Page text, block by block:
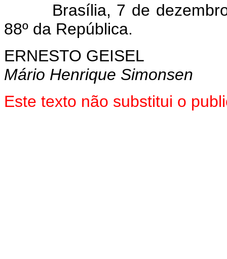
Brasília, 7 de dezembro
88º da República.
ERNESTO GEISEL
Mário Henrique Simonsen
Este texto não substitui o